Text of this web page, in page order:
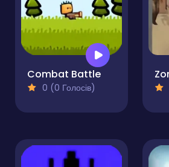
Combat Battle
0 (0 Голосів)